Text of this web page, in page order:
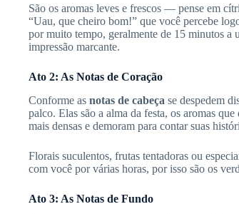
São os aromas leves e frescos — pense em
“Uau, que cheiro bom!” que você percebe
por muito tempo, geralmente de 15 minutos a
impressão marcante.
Ato 2: As Notas de Coração
Conforme as notas de cabeça se despedem
palco. Elas são a alma da festa, os aromas
mais densas e demoram para contar suas
Florais suculentos, frutas tentadoras ou
com você por várias horas, por isso são os
Ato 3: As Notas de Fundo